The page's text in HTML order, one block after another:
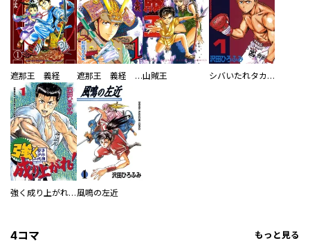
遮那王 義経 遮那王 義経 源平の合戦山賊王 シバいたれタカ！
強く成り上がれ！ 風鳴の左近
4コマ もっと見る